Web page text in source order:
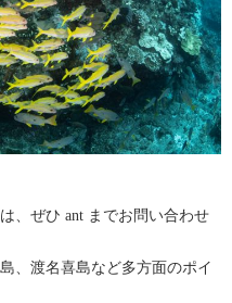
、ぜひ ant までお問い合わせ
、渡名喜島など多方面のポイ